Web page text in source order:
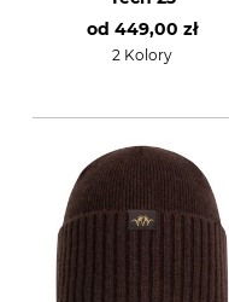
od 449,00 zł
2 Kolory